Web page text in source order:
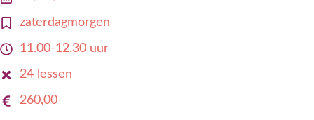
zaterdagmorgen
11.00-12.30 uur
24 lessen
260,00